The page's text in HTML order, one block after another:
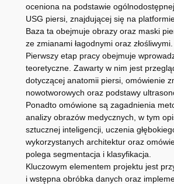
oceniona na podstawie
USG piersi, znajdującej się na
Baza ta obejmuje obrazy oraz maski
ze zmianami łagodnymi oraz złośliwymi.
Pierwszy etap pracy obejmuje
teoretyczne. Zawarty w nim jest
dotyczącej anatomii piersi, omówienie
nowotworowych oraz podstawy
Ponadto omówione są zagadnienia
analizy obrazów medycznych, w tym
sztucznej inteligencji, uczenia
wykorzystanych architektur oraz
polega segmentacja i klasyfikacja.
Kluczowym elementem projektu jest
i wstępna obróbka danych oraz